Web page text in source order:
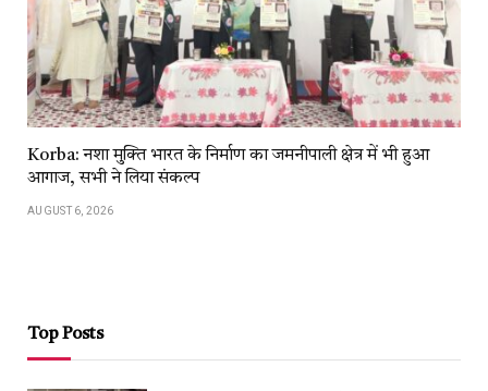
Korba: नशा मुक्ति भारत के निर्माण का जमनीपाली क्षेत्र में भी हुआ
आगाज, सभी ने लिया संकल्प
AUGUST 6, 2026
Top Posts